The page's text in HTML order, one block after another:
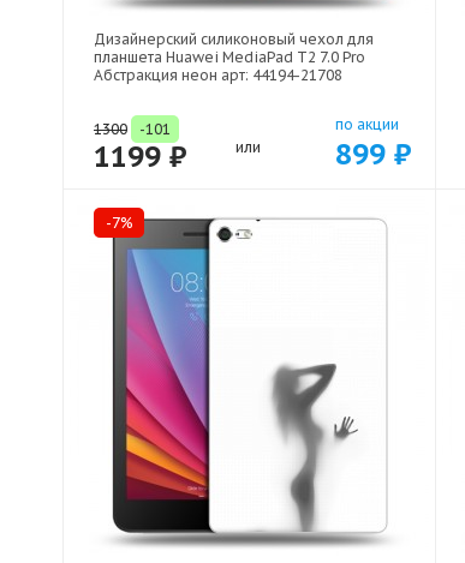
Дизайнерский силиконовый чехол для
планшета Huawei MediaPad T2 7.0 Pro
Абстракция неон арт: 44194-21708
1300 -101
1199 ₽ или
по акции
899 ₽
-7%